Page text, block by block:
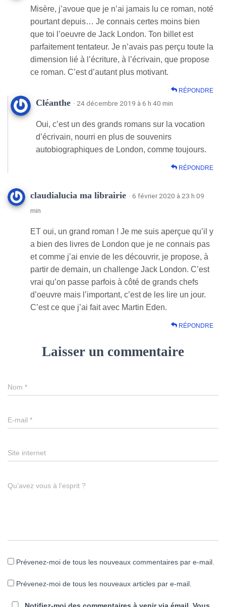
Misère, j’avoue que je n’ai jamais lu ce roman, noté
pourtant depuis… Je connais certes moins bien
que toi l’oeuvre de Jack London. Ton billet est
parfaitement tentateur. Je n’avais pas perçu toute la
dimension lié à l’écriture, à l’écrivain, que propose
ce roman. C’est d’autant plus motivant.
RÉPONDRE
Cléanthe · 24 décembre 2019 à 6 h 40 min
Oui, c’est un des grands romans sur la vocation
d’écrivain, nourri en plus de souvenirs
autobiographiques de London, comme toujours.
RÉPONDRE
claudialucia ma librairie · 6 février 2020 à 23 h 09
min
ET oui, un grand roman ! Je me suis aperçue qu’il y
a bien des livres de London que je ne connais pas
et comme j’ai envie de les découvrir, je propose, à
partir de demain, un challenge Jack London. C’est
vrai qu’on passe parfois à côté de grands chefs
d’oeuvre mais l’important, c’est de les lire un jour.
C’est ce que j’ai fait avec Martin Eden.
RÉPONDRE
Laisser un commentaire
Nom *
E-mail *
Site internet
Qu’avez vous à l’esprit ?
Prévenez-moi de tous les nouveaux commentaires par e-mail.
Prévenez-moi de tous les nouveaux articles par e-mail.